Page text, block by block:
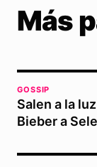
Más
GOSSIP
Salen a la
Bieber a